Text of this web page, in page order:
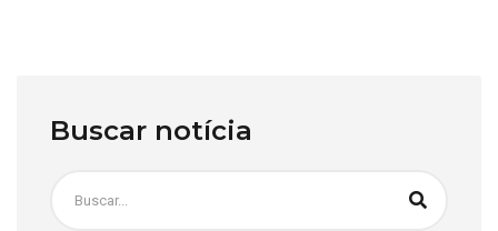
Buscar notícia